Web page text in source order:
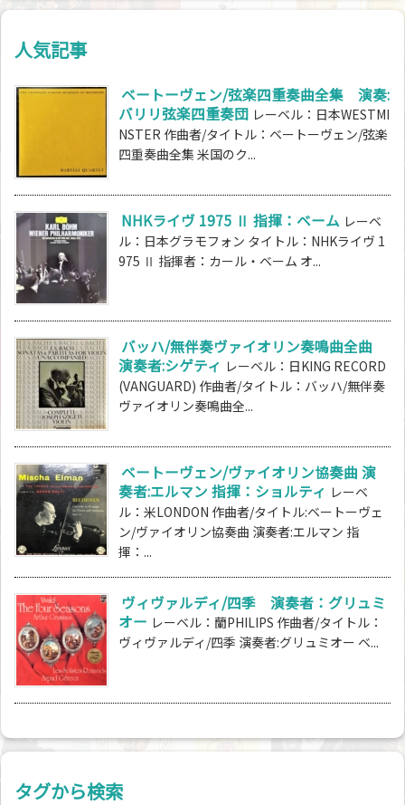
人気記事
ベートーヴェン/弦楽四重奏曲全集 演奏:
バリリ弦楽四重奏団 レーベル：日本WESTMI
NSTER 作曲者/タイトル：ベートーヴェン/弦楽
四重奏曲全集 米国のク...
NHKライヴ 1975 Ⅱ 指揮：ベーム レーベ
ル：日本グラモフォン タイトル：NHKライヴ 1
975 Ⅱ 指揮者：カール・ベーム オ...
バッハ/無伴奏ヴァイオリン奏鳴曲全曲
演奏者:シゲティ レーベル：日KING RECORD
(VANGUARD) 作曲者/タイトル：バッハ/無伴奏
ヴァイオリン奏鳴曲全...
ベートーヴェン/ヴァイオリン協奏曲 演
奏者:エルマン 指揮：ショルティ レーベ
ル：米LONDON 作曲者/タイトル:ベートーヴェ
ン/ヴァイオリン協奏曲 演奏者:エルマン 指
揮：...
ヴィヴァルディ/四季 演奏者：グリュミ
オー レーベル：蘭PHILIPS 作曲者/タイトル：
ヴィヴァルディ/四季 演奏者:グリュミオー ベ...
タグから検索